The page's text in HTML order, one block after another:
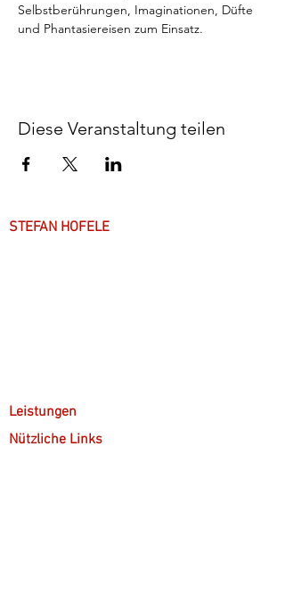
Selbstberührungen, Imaginationen, Düfte
und Phantasiereisen zum Einsatz.
Diese Veranstaltung teilen
STEFAN HOFELE
Leistungen
Nützliche Links